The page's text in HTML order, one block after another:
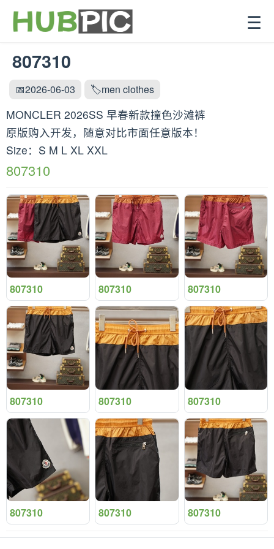
☰
807310
📅2026-06-03 🏷️men clothes
MONCLER 2026SS 早春新款撞色沙滩裤
原版购入开发，随意对比市面任意版本！
Size：S M L XL XXL
807310
807310 807310 807310
807310 807310 807310
807310 807310 807310